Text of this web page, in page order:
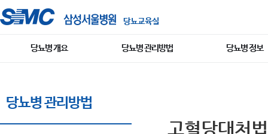
당뇨교육실
당뇨병 개요 당뇨병 관리방법 당뇨병 정보
당뇨병 관리방법
고혈당대처법